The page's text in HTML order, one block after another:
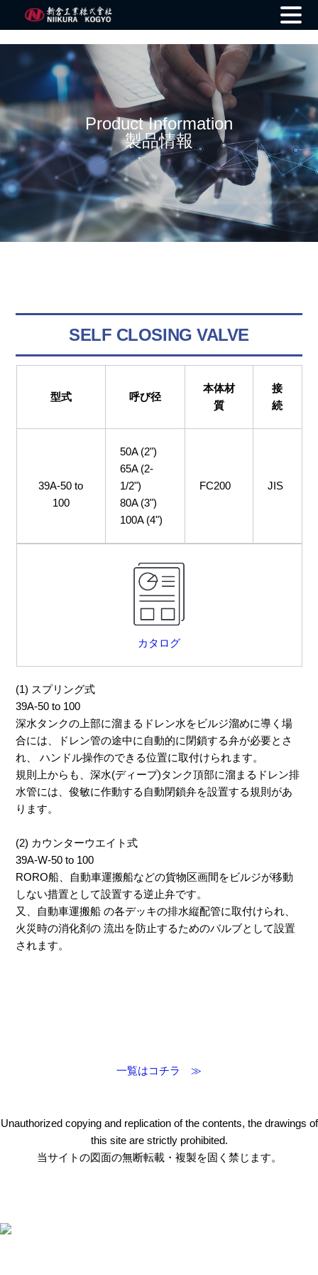
Product Information
製品情報
SELF CLOSING VALVE
型式 呼び径
本体材
質
接
続
39A-50 to
100
50A (2")
65A (2-
1/2")
80A (3")
100A (4")
FC200 JIS
カタログ
(1) スプリング式
39A-50 to 100
深水タンクの上部に溜まるドレン水をビルジ溜めに導く場
合には、ドレン管の途中に自動的に閉鎖する弁が必要とさ
れ、 ハンドル操作のできる位置に取付けられます。
規則上からも、深水(ディープ)タンク頂部に溜まるドレン排
水管には、俊敏に作動する自動閉鎖弁を設置する規則があ
ります。
(2) カウンターウエイト式
39A-W-50 to 100
RORO船、自動車運搬船などの貨物区画間をビルジが移動
しない措置として設置する逆止弁です。
又、自動車運搬船 の各デッキの排水縦配管に取付けられ、
火災時の消化剤の 流出を防止するためのバルブとして設置
されます。
一覧はコチラ ≫
Unauthorized copying and replication of the contents, the drawings of
this site are strictly prohibited.
当サイトの図面の無断転載・複製を固く禁じます。